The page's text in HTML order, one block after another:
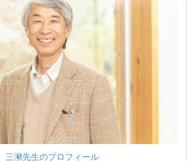
三瀦先生のプロフィール